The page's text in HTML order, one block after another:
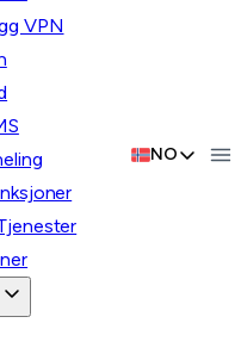
VPN
NO